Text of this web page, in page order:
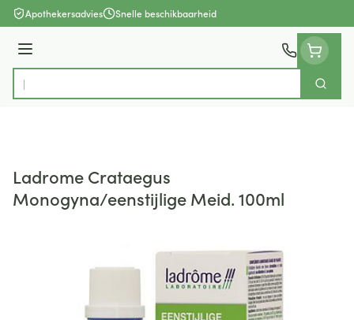
Ga naar de inhoud
Apothekersadvies Snelle beschikbaarheid
Menu
Product, merk, categorie...
Zoek
Ladrome Crataegus
Monogyna/eenstijlige Meid. 100ml